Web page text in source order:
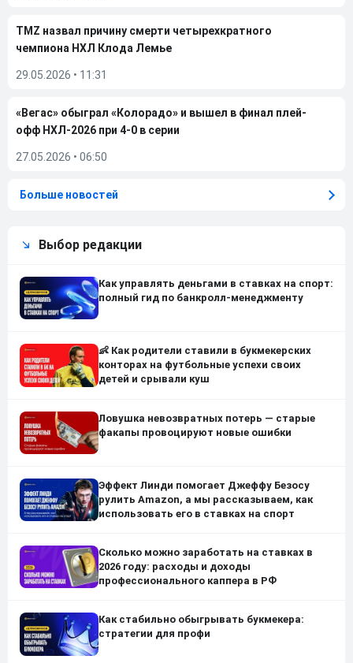
TMZ назвал причину смерти четырехкратного
чемпиона НХЛ Клода Лемье
29.05.2026 • 11:31
«Вегас» обыграл «Колорадо» и вышел в финал плей-
офф НХЛ-2026 при 4-0 в серии
27.05.2026 • 06:50
Больше новостей
Выбор редакции
Как управлять деньгами в ставках на спорт:
полный гид по банкролл-менеджменту
👶 Как родители ставили в букмекерских
конторах на футбольные успехи своих
детей и срывали куш
Ловушка невозвратных потерь — старые
факапы провоцируют новые ошибки
Эффект Линди помогает Джеффу Безосу
рулить Amazon, а мы рассказываем, как
использовать его в ставках на спорт
Сколько можно заработать на ставках в
2026 году: расходы и доходы
профессионального каппера в РФ
Как стабильно обыгрывать букмекера:
стратегии для профи